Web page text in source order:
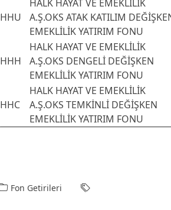
HHU
HALK HAYAT VE EMEKLİLİK
A.Ş.OKS ATAK KATILIM
EMEKLİLİK YATIRIM FONU
HHH
HALK HAYAT VE EMEKLİLİK
A.Ş.OKS DENGELİ DEĞİŞKEN
EMEKLİLİK YATIRIM FONU
HHC
HALK HAYAT VE EMEKLİLİK
A.Ş.OKS TEMKİNLİ DEĞİŞKEN
EMEKLİLİK YATIRIM FONU
Fon Getirileri